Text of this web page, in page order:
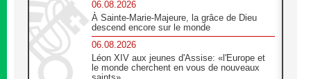
06.08.2026
À Sainte-Marie-Majeure, la grâce de Dieu
descend encore sur le monde
06.08.2026
Léon XIV aux jeunes d'Assise: «l'Europe et
le monde cherchent en vous de nouveaux